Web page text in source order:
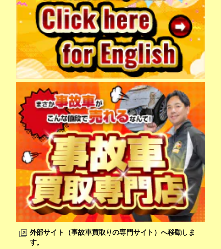
外部サイト（事故車買取りの専門サイト）へ移動しま
す。